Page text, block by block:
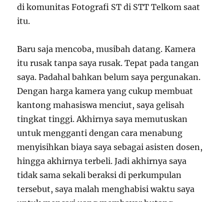
di komunitas Fotografi ST di STT Telkom saat
itu.
Baru saja mencoba, musibah datang. Kamera
itu rusak tanpa saya rusak. Tepat pada tangan
saya. Padahal bahkan belum saya pergunakan.
Dengan harga kamera yang cukup membuat
kantong mahasiswa menciut, saya gelisah
tingkat tinggi. Akhirnya saya memutuskan
untuk mengganti dengan cara menabung
menyisihkan biaya saya sebagai asisten dosen,
hingga akhirnya terbeli. Jadi akhirnya saya
tidak sama sekali beraksi di perkumpulan
tersebut, saya malah menghabisi waktu saya